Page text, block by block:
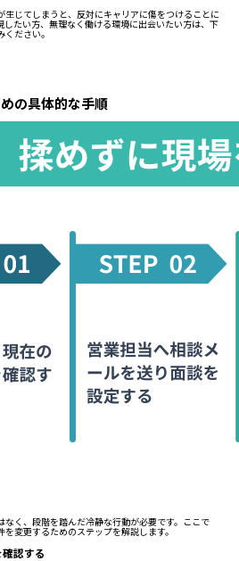
じてしまうと、反対にキャリアに傷をつけることに
たい方、無理なく働ける環境に出会いたい方は、下
ださい。
の具体的な手順
く、段階を踏んだ冷静な行動が必要です。ここで
変更するためのステップを解説します。
認する